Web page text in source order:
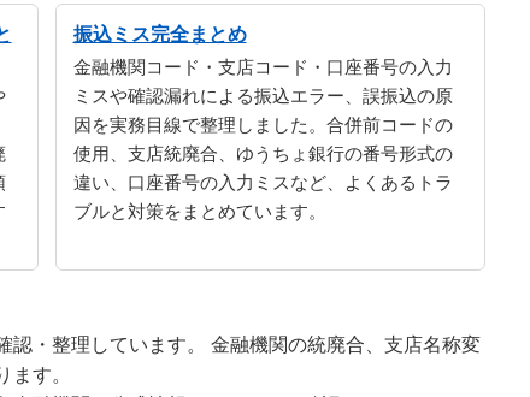
振込ミス完全まとめ
金融機関コード・支店コード・口座番号の入力
ミスや確認漏れによる振込エラー、誤振込の原
因を実務目線で整理しました。合併前コードの
使用、支店統廃合、ゆうちょ銀行の番号形式の
違い、口座番号の入力ミスなど、よくあるトラ
ブルと対策をまとめています。
・整理しています。 金融機関の統廃合、支店名称変
す。